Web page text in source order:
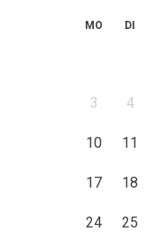
MO DI
3 4
10 11
17 18
24 25